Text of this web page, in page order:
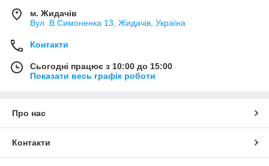
м. Жидачів
Вул .В.Симоненка 13, Жидачів, Україна
Контакти
Сьогодні працює з 10:00 до 15:00
Показати весь графік роботи
Про нас
Контакти